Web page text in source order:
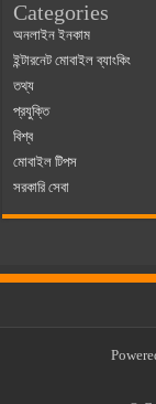
Categories
অনলাইন ইনকাম
ইন্টারনেট মোবাইল ব্যাংকিং
তথ্য
প্রযুক্তি
বিশ্ব
মোবাইল টিপস
সরকারি সেবা